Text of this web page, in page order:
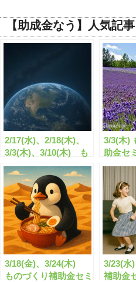
【助成金なう】人気記
2/17(水)、2/18(木)、
3/3(木)、3/10(木) も
のづくり補助金セミナ
ー (東京開催/全国配
信)のお知らせ
3/3(木)
助金セ
催/全国
部」を
す！！
3/18(金)、3/24(木)
ものづくり補助金セミ
3/23(
補助金